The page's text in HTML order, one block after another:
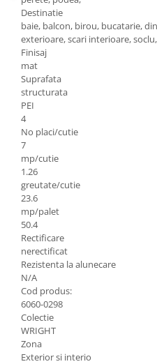
Destinatie
baie, balcon, birou, bucatarie,
exterioare, scari interioare,
Finisaj
mat
Suprafata
structurata
PEI
4
No placi/cutie
7
mp/cutie
1.26
greutate/cutie
23.6
mp/palet
50.4
Rectificare
nerectificat
Rezistenta la alunecare
N/A
Cod produs:
6060-0298
Colectie
WRIGHT
Zona
Exterior si interio